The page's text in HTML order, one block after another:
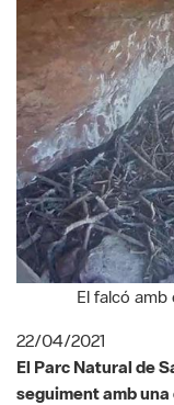
El falcó amb
22/04/2021
El Parc Natural de
seguiment amb una